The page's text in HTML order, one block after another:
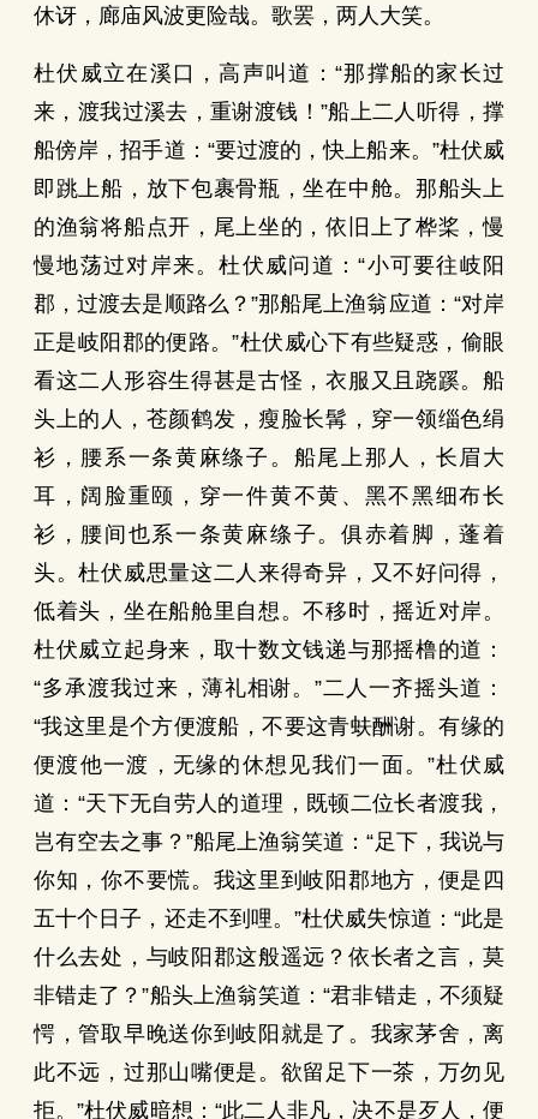
休讶，廊庙风波更险哉。歌罢，两人大笑。
杜伏威立在溪口，高声叫道：“那撑船的家长过
来，渡我过溪去，重谢渡钱！”船上二人听得，撑
船傍岸，招手道：“要过渡的，快上船来。”杜伏威
即跳上船，放下包裹骨瓶，坐在中舱。那船头上
的渔翁将船点开，尾上坐的，依旧上了桦桨，慢
慢地荡过对岸来。杜伏威问道：“小可要往岐阳
郡，过渡去是顺路么？”那船尾上渔翁应道：“对岸
正是岐阳郡的便路。”杜伏威心下有些疑惑，偷眼
看这二人形容生得甚是古怪，衣服又且跷蹊。船
头上的人，苍颜鹤发，瘦脸长髯，穿一领缁色绢
衫，腰系一条黄麻绦子。船尾上那人，长眉大
耳，阔脸重颐，穿一件黄不黄、黑不黑细布长
衫，腰间也系一条黄麻绦子。俱赤着脚，蓬着
头。杜伏威思量这二人来得奇异，又不好问得，
低着头，坐在船舱里自想。不移时，摇近对岸。
杜伏威立起身来，取十数文钱递与那摇橹的道：
“多承渡我过来，薄礼相谢。”二人一齐摇头道：
“我这里是个方便渡船，不要这青蚨酬谢。有缘的
便渡他一渡，无缘的休想见我们一面。”杜伏威
道：“天下无自劳人的道理，既顿二位长者渡我，
岂有空去之事？”船尾上渔翁笑道：“足下，我说与
你知，你不要慌。我这里到岐阳郡地方，便是四
五十个日子，还走不到哩。”杜伏威失惊道：“此是
什么去处，与岐阳郡这般遥远？依长者之言，莫
非错走了？”船头上渔翁笑道：“君非错走，不须疑
愕，管取早晚送你到岐阳就是了。我家茅舍，离
此不远，过那山嘴便是。欲留足下一茶，万勿见
拒。”杜伏威暗想：“此二人非凡，决不是歹人，便